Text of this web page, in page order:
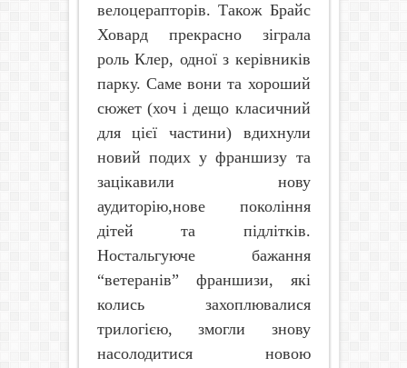
велоцерапторів. Також Брайс
Ховард прекрасно зіграла
роль Клер, одної з керівників
парку. Саме вони та хороший
сюжет (хоч і дещо класичний
для цієї частини) вдихнули
новий подих у франшизу та
зацікавили нову
аудиторію,нове покоління
дітей та підлітків.
Ностальгуюче бажання
“ветеранів” франшизи, які
колись захоплювалися
трилогією, змогли знову
насолодитися новою